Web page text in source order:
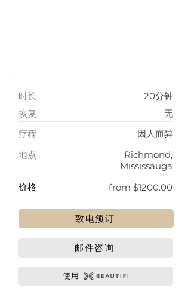
时长
20分钟
​恢复
无
​疗程
因人而异
地点
Richmond,
Mississauga
​价格
from $1200.00
致电预订
邮件咨询
使用